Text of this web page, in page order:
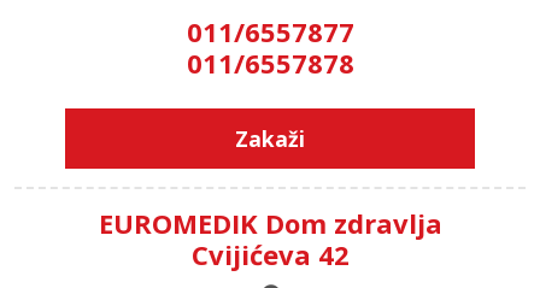
011/6557877
011/6557878
Zakaži
EUROMEDIK Dom zdravlja
Cvijićeva 42